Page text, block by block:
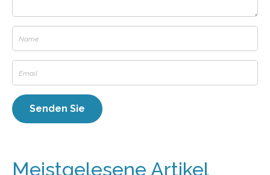
Meistgelesene Artikel